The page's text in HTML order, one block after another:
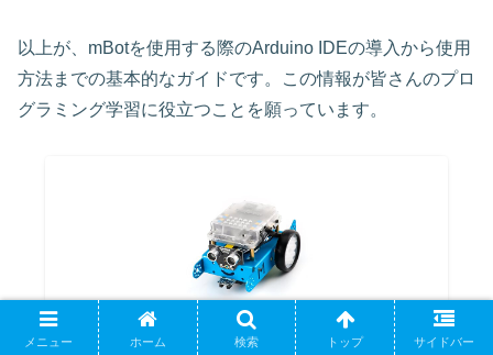
以上が、mBotを使用する際のArduino IDEの導入から使用
方法までの基本的なガイドです。この情報が皆さんのプロ
グラミング学習に役立つことを願っています。
Makeblock プログラミングロボット mBot
メニュー ホーム 検索 トップ サイドバー